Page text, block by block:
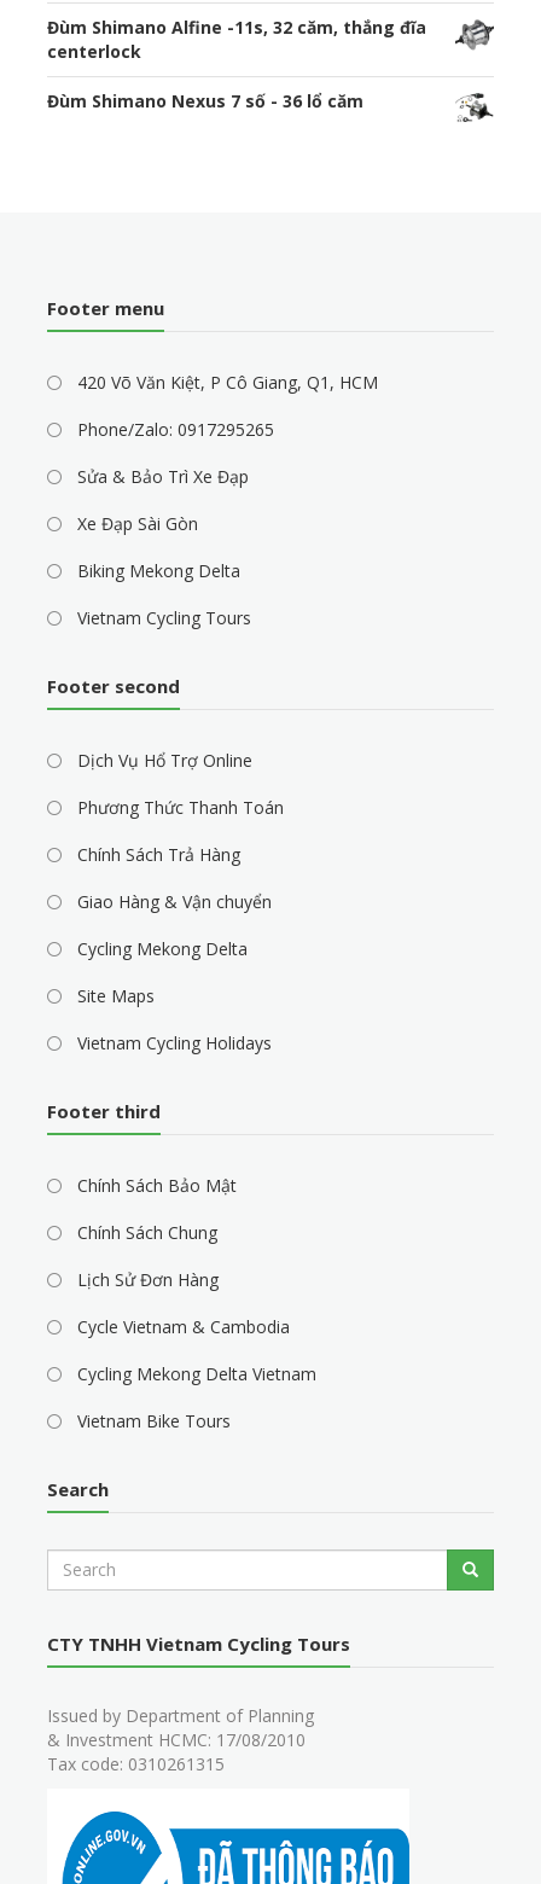
Đùm Shimano Alfine -11s, 32 căm, thắng đĩa
centerlock
Đùm Shimano Nexus 7 số - 36 lổ căm
Footer menu
420 Võ Văn Kiệt, P Cô Giang, Q1, HCM
Phone/Zalo: 0917295265
Sửa & Bảo Trì Xe Đạp
Xe Đạp Sài Gòn
Biking Mekong Delta
Vietnam Cycling Tours
Footer second
Dịch Vụ Hổ Trợ Online
Phương Thức Thanh Toán
Chính Sách Trả Hàng
Giao Hàng & Vận chuyển
Cycling Mekong Delta
Site Maps
Vietnam Cycling Holidays
Footer third
Chính Sách Bảo Mật
Chính Sách Chung
Lịch Sử Đơn Hàng
Cycle Vietnam & Cambodia
Cycling Mekong Delta Vietnam
Vietnam Bike Tours
Search
c
Search
CTY TNHH Vietnam Cycling Tours
Issued by Department of Planning
& Investment HCMC: 17/08/2010
Tax code: 0310261315